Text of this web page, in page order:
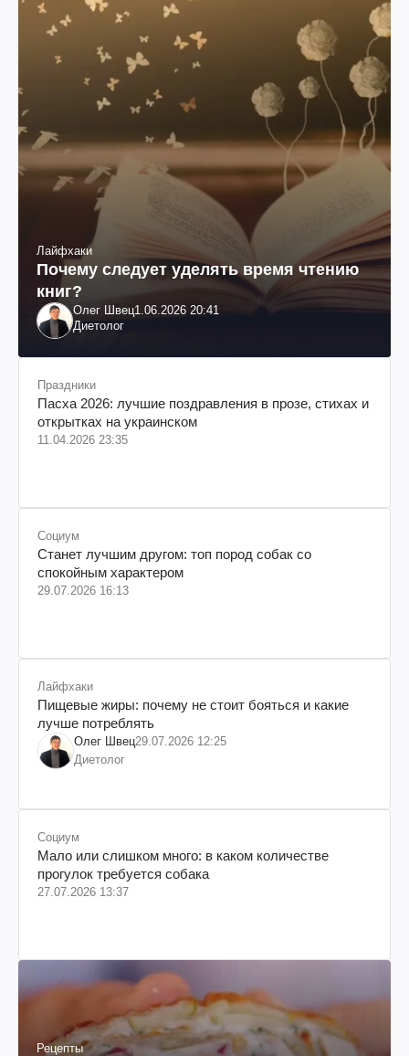
Лайфхаки
Почему следует уделять время чтению
книг?
Олег Швец1.06.2026 20:41
Диетолог
Праздники
Пасха 2026: лучшие поздравления в прозе, стихах и
открытках на украинском
11.04.2026 23:35
Социум
Станет лучшим другом: топ пород собак со
спокойным характером
29.07.2026 16:13
Лайфхаки
Пищевые жиры: почему не стоит бояться и какие
лучше потреблять
Олег Швец29.07.2026 12:25
Диетолог
Социум
Мало или слишком много: в каком количестве
прогулок требуется собака
27.07.2026 13:37
Рецепты